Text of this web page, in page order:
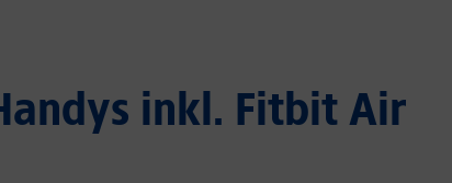
inkl. Fitbit Air